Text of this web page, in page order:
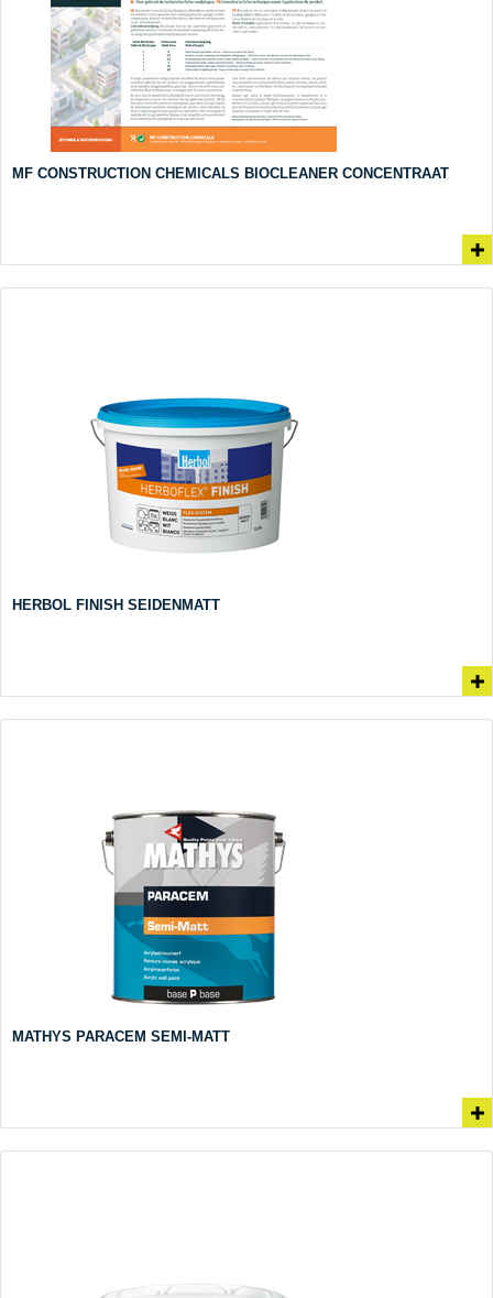
MF CONSTRUCTION CHEMICALS BIOCLEANER CONCENTRAAT
HERBOL FINISH SEIDENMATT
MATHYS PARACEM SEMI-MATT